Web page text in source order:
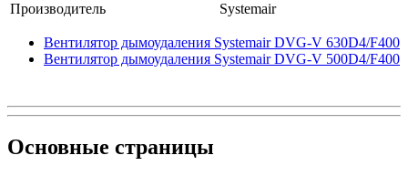
Производитель
Systemair
Вентилятор дымоудаления Systemair DVG-V 630D4/F400
Вентилятор дымоудаления Systemair DVG-V 500D4/F400
Основные страницы